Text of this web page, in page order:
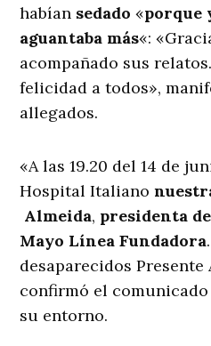
habían sedado«porque
aguantaba más«:
acompañado sus
felicidad a todos»,
allegados.
«A las 19.20 del 14 de
Hospital Italiano
Almeida, presidenta
Mayo Línea Fundadora
desaparecidos Presente
confirmó el
su entorno.